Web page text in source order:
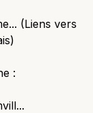
(Liens vers
: